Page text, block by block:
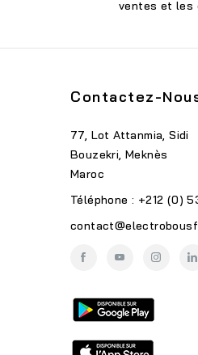
ventes et les
Contactez-
77, Lot Attanmia, Sidi
Bouzekri, Meknès
Maroc
Téléphone : +212 (0)